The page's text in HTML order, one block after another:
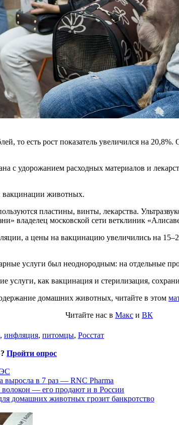
то есть рост показатель увеличился на
с удорожанием расходных материалов и
вакцинации животных.
пластины, винты, лекарства.
владелец московской сети ветклиник
а цены на вакцинацию увеличились на
услуги был неоднородным: на отдельные
услуги, как вакцинация и стерилизация,
домашних животных, читайте в этом
Читайте нас в Макс и ВК
, инфляция, питомцы, Росстат
Пройти опрос
выросла в 7 раз — RNC Pharma
— его продают и в России
домашних животных грозит банкротство